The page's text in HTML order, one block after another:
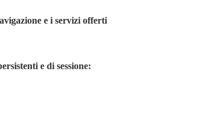
e i servizi offerti
e di sessione: